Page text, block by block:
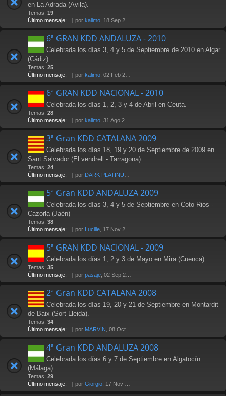
en La Adrada (Avila).
Temas: 19
Último mensaje:
por kalimo , 18 Sep 2011 23:36
6ª GRAN KDD ANDALUZA - 2010
Celebrada los días 3, 4 y 5 de Septiembre de 2010 en Algar
(Cádiz)
Temas: 25
Último mensaje:
por kalimo , 02 Feb 2011 16:01
6ª GRAN KDD NACIONAL - 2010
Celebrada los días 1, 2, 3 y 4 de Abril en Ceuta.
Temas: 28
Último mensaje:
por kalimo , 31 Ago 2010 18:03
3ª Gran KDD CATALANA 2009
Celebrada los días 18, 19 y 20 de Septiembre de 2009 en
Sant Salvador (El vendrell - Tarragona).
Temas: 24
Último mensaje:
por DARK PLATINUM
5ª Gran KDD ANDALUZA 2009
Celebrada los días 3, 4 y 5 de Septiembre en Coto Rios -
Cazorla (Jaén)
Temas: 38
Último mensaje:
por Lucille , 17 Nov 2009 18:20
5ª GRAN KDD NACIONAL - 2009
Celebrada los días 1, 2 y 3 de Mayo en Mira (Cuenca).
Temas: 35
Último mensaje:
por pasaje , 02 Sep 2010 16:44
2ª Gran KDD CATALANA 2008
Celebrada los días 19, 20 y 21 de Septiembre en Montardit
de Baix (Sort-Lleida).
Temas: 34
Último mensaje:
por MARVIN , 08 Oct 2008 09:59
4ª Gran KDD ANDALUZA 2008
Celebrada los días 6 y 7 de Septiembre en Algatocín
(Málaga).
Temas: 29
Último mensaje:
por Giorgio , 17 Nov 2009 22:01